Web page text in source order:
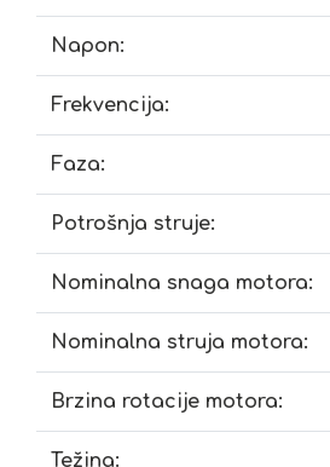
Napon:
Frekvencija:
Faza:
Potrošnja struje:
Nominalna snaga motora:
Nominalna struja motora:
Brzina rotacije motora:
Težina: